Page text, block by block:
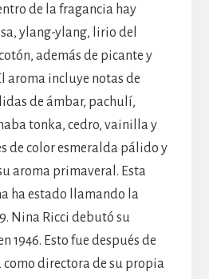
de la fragancia hay
ylang-ylang, lirio del
además de picante y
aroma incluye notas de
de ámbar, pachulí,
tonka, cedro, vainilla y
de color esmeralda pálido y
aroma primaveral. Esta
ha estado llamando la
Nina Ricci debutó su
1946. Esto fue después de
como directora de su propia